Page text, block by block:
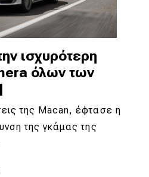
ισχυρότερη
όλων των
της Macan, έφτασε η
της γκάμας της